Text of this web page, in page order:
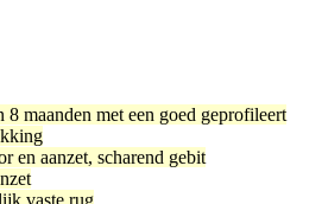
8 maanden met een goed geprofileert
en aanzet, scharend gebit
vaste rug